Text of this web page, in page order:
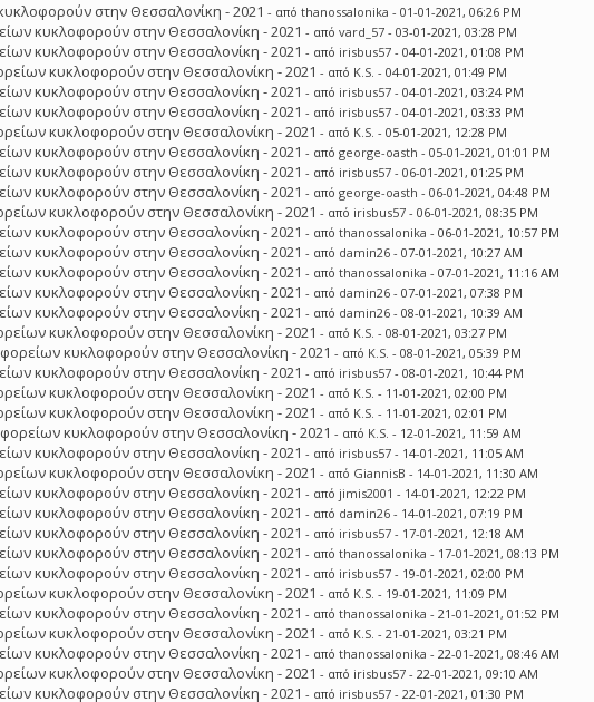
στην Θεσσαλονίκη - 2021 - απόthanossalonika - 01-01-2021, 06:26 PM
κυκλοφορούν στην Θεσσαλονίκη - 2021 - απόvard_57 - 03-01-2021, 03:28 PM
κυκλοφορούν στην Θεσσαλονίκη - 2021 - από irisbus57 - 04-01-2021, 01:08 PM
κυκλοφορούν στην Θεσσαλονίκη - 2021 - από K.S. - 04-01-2021, 01:49 PM
κυκλοφορούν στην Θεσσαλονίκη - 2021 - από irisbus57 - 04-01-2021, 03:24 PM
κυκλοφορούν στην Θεσσαλονίκη - 2021 - από irisbus57 - 04-01-2021, 03:33 PM
κυκλοφορούν στην Θεσσαλονίκη - 2021 - από K.S. - 05-01-2021, 12:28 PM
κυκλοφορούν στην Θεσσαλονίκη - 2021 - απόgeorge-oasth - 05-01-2021, 01:01 PM
κυκλοφορούν στην Θεσσαλονίκη - 2021 - από irisbus57 - 06-01-2021, 01:25 PM
κυκλοφορούν στην Θεσσαλονίκη - 2021 - απόgeorge-oasth - 06-01-2021, 04:48 PM
κυκλοφορούν στην Θεσσαλονίκη - 2021 - από irisbus57 - 06-01-2021, 08:35 PM
κυκλοφορούν στην Θεσσαλονίκη - 2021 - απόthanossalonika - 06-01-2021, 10:57 PM
κυκλοφορούν στην Θεσσαλονίκη - 2021 - από damin26 - 07-01-2021, 10:27 AM
κυκλοφορούν στην Θεσσαλονίκη - 2021 - απόthanossalonika - 07-01-2021, 11:16 AM
κυκλοφορούν στην Θεσσαλονίκη - 2021 - από damin26 - 07-01-2021, 07:38 PM
κυκλοφορούν στην Θεσσαλονίκη - 2021 - από damin26 - 08-01-2021, 10:39 AM
κυκλοφορούν στην Θεσσαλονίκη - 2021 - από K.S. - 08-01-2021, 03:27 PM
κυκλοφορούν στην Θεσσαλονίκη - 2021 - από K.S. - 08-01-2021, 05:39 PM
κυκλοφορούν στην Θεσσαλονίκη - 2021 - από irisbus57 - 08-01-2021, 10:44 PM
κυκλοφορούν στην Θεσσαλονίκη - 2021 - από K.S. - 11-01-2021, 02:00 PM
κυκλοφορούν στην Θεσσαλονίκη - 2021 - από K.S. - 11-01-2021, 02:01 PM
κυκλοφορούν στην Θεσσαλονίκη - 2021 - από K.S. - 12-01-2021, 11:59 AM
κυκλοφορούν στην Θεσσαλονίκη - 2021 - από irisbus57 - 14-01-2021, 11:05 AM
κυκλοφορούν στην Θεσσαλονίκη - 2021 - από GiannisB - 14-01-2021, 11:30 AM
κυκλοφορούν στην Θεσσαλονίκη - 2021 - από jimis2001 - 14-01-2021, 12:22 PM
κυκλοφορούν στην Θεσσαλονίκη - 2021 - από damin26 - 14-01-2021, 07:19 PM
κυκλοφορούν στην Θεσσαλονίκη - 2021 - από irisbus57 - 17-01-2021, 12:18 AM
κυκλοφορούν στην Θεσσαλονίκη - 2021 - απόthanossalonika - 17-01-2021, 08:13 PM
κυκλοφορούν στην Θεσσαλονίκη - 2021 - από irisbus57 - 19-01-2021, 02:00 PM
κυκλοφορούν στην Θεσσαλονίκη - 2021 - από K.S. - 19-01-2021, 11:09 PM
κυκλοφορούν στην Θεσσαλονίκη - 2021 - απόthanossalonika - 21-01-2021, 01:52 PM
κυκλοφορούν στην Θεσσαλονίκη - 2021 - από K.S. - 21-01-2021, 03:21 PM
κυκλοφορούν στην Θεσσαλονίκη - 2021 - απόthanossalonika - 22-01-2021, 08:46 AM
κυκλοφορούν στην Θεσσαλονίκη - 2021 - από irisbus57 - 22-01-2021, 09:10 AM
κυκλοφορούν στην Θεσσαλονίκη - 2021 - από irisbus57 - 22-01-2021, 01:30 PM